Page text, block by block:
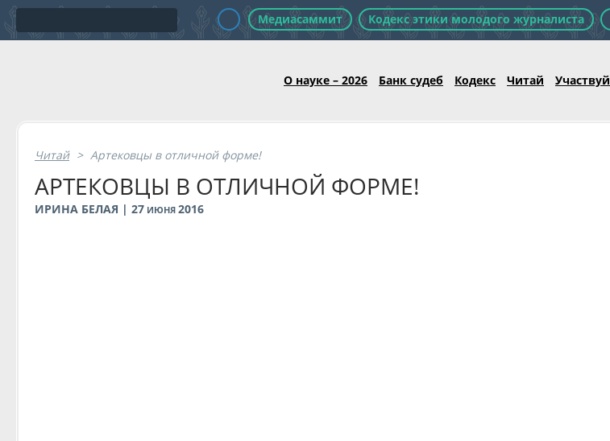
Медиасаммит Кодекс этики молодого журналиста
О науке – 2026 Банк судеб Кодекс Читай Участвуй
Читай > Артековцы в отличной форме!
АРТЕКОВЦЫ В ОТЛИЧНОЙ ФОРМЕ!
ИРИНА БЕЛАЯ | 27 ИЮНЯ 2016